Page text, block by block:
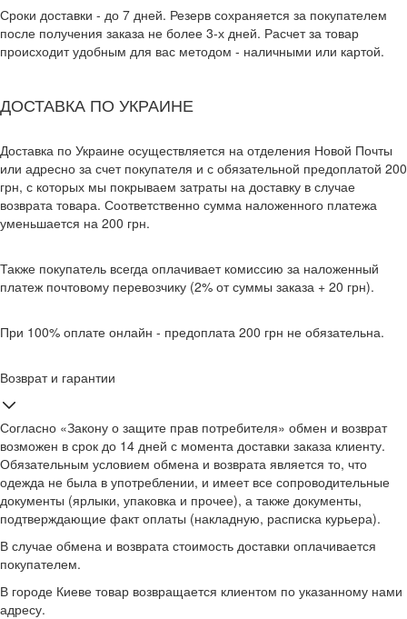
Сроки доставки - до 7 дней. Резерв сохраняется за покупателем
после получения заказа не более 3-х дней. Расчет за товар
происходит удобным для вас методом - наличными или картой.
ДОСТАВКА ПО УКРАИНЕ
Доставка по Украине осуществляется на отделения Новой Почты
или адресно за счет покупателя и с обязательной предоплатой 200
грн, с которых мы покрываем затраты на доставку в случае
возврата товара. Соответственно сумма наложенного платежа
уменьшается на 200 грн.
Также покупатель всегда оплачивает комиссию за наложенный
платеж почтовому перевозчику (2% от суммы заказа + 20 грн).
При 100% оплате онлайн - предоплата 200 грн не обязательна.
Возврат и гарантии
Согласно «Закону о защите прав потребителя» обмен и возврат
возможен в срок до 14 дней с момента доставки заказа клиенту.
Обязательным условием обмена и возврата является то, что
одежда не была в употреблении, и имеет все сопроводительные
документы (ярлыки, упаковка и прочее), а также документы,
подтверждающие факт оплаты (накладную, расписка курьера).
В случае обмена и возврата стоимость доставки оплачивается
покупателем.
В городе Киеве товар возвращается клиентом по указанному нами
адресу.